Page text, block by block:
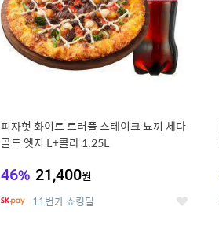
피자헛 화이트 트러플 스테이크 뇨끼 체다
골드 엣지 L+콜라 1.25L
46% 21,400원
11번가 쇼킹딜 좋